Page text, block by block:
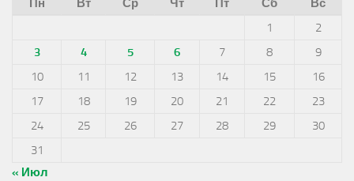
Пн
Вт Ср Чт Пт Сб
Вс
1
2
3
4 5 6 7 8
9
10
11 12 13 14 15
16
17
18 19 20 21 22
23
24
25 26 27 28 29
30
31
« Июл